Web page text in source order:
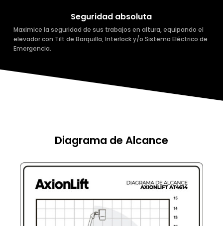
Seguridad absoluta
Maximice la seguridad de sus trabajos en altura, equipando el
elevador con Tilt de Barquilla, Interlock y/o Sistema Eléctrico de
Emergencia.
Diagrama de Alcance